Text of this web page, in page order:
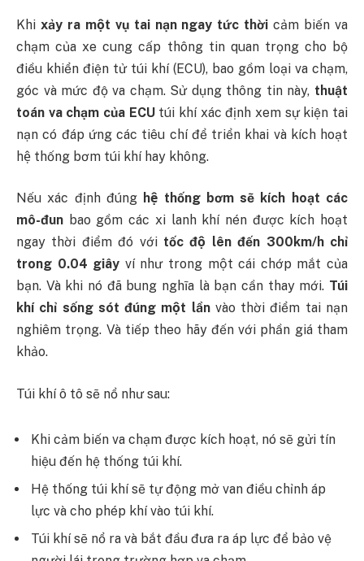
Khi xảy ra một vụ tai nạn ngay tức thời cảm biến va
chạm của xe cung cấp thông tin quan trọng cho bộ
điều khiển điện tử túi khí (ECU), bao gồm loại va chạm,
góc và mức độ va chạm. Sử dụng thông tin này, thuật
toán va chạm của ECUtúi khí xác định xem sự kiện tai
nạn có đáp ứng các tiêu chí để triển khai và kích hoạt
hệ thống bơm túi khí hay không.
Nếu xác định đúng hệ thống bơm sẽ kích hoạt các
mô-đun bao gồm các xi lanh khí nén được kích hoạt
ngay thời điểm đó với tốc độ lên đến 300km/h chỉ
trong 0.04 giây ví như trong một cái chớp mắt của
bạn. Và khi nó đã bung nghĩa là bạn cần thay mới. Túi
khí chỉ sống sót đúng một lầnvào thời điểm tai nạn
nghiêm trọng. Và tiếp theo hãy đến với phần giá tham
khảo.
Túi khí ô tô sẽ nổ như sau:
Khi cảm biến va chạm được kích hoạt, nó sẽ gửi tín
hiệu đến hệ thống túi khí.
Hệ thống túi khí sẽ tự động mở van điều chỉnh áp
lực và cho phép khí vào túi khí.
Túi khí sẽ nổ ra và bắt đầu đưa ra áp lực để bảo vệ